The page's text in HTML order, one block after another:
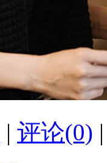
| 评论(0)